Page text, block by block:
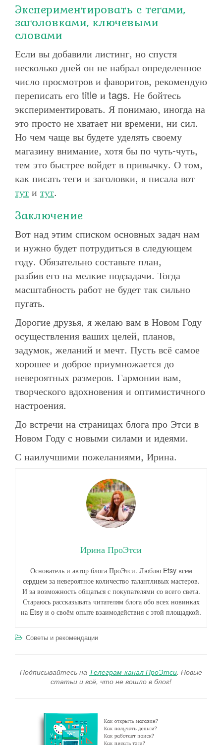
Экспериментировать с тегами,
заголовками, ключевыми
словами
Если вы добавили листинг, но спустя
несколько дней он не набрал определенное
число просмотров и фаворитов, рекомендую
переписать его title и tags. Не бойтесь
экспериментировать. Я понимаю, иногда на
это просто не хватает ни времени, ни сил.
Но чем чаще вы будете уделять своему
магазину внимание, хотя бы по чуть-чуть,
тем это быстрее войдет в привычку. О том,
как писать теги и заголовки, я писала вот
тут и тут.
Заключение
Вот над этим списком основных задач нам
и нужно будет потрудиться в следующем
году. Обязательно составьте план,
разбив его на мелкие подзадачи. Тогда
масштабность работ не будет так сильно
пугать.
Дорогие друзья, я желаю вам в Новом Году
осуществления ваших целей, планов,
задумок, желаний и мечт. Пусть всё самое
хорошее и доброе приумножается до
невероятных размеров. Гармонии вам,
творческого вдохновения и оптимистичного
настроения.
До встречи на страницах блога про Этси в
Новом Году с новыми силами и идеями.
С наилучшими пожеланиями, Ирина.
Ирина ПроЭтси
Основатель и автор блога ПроЭтси. Люблю Etsy всем
сердцем за невероятное количество талантливых мастеров.
И за возможность общаться с покупателями со всего света.
Стараюсь рассказывать читателям блога обо всех новинках
на Etsy и о своём опыте взаимодействия с этой площадкой.
Советы и рекомендации
Подписывайтесь на Телеграм-канал ПроЭтси. Новые
статьи и всё, что не вошло в блог!